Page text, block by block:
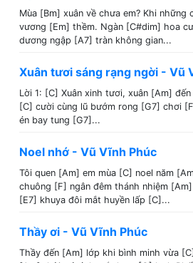
Mùa [Bm] xuân về chưa em? Khi những
vương [Em] thềm. Ngàn [C#dim] hoa
dương ngập [A7] tràn không gian...
Xuân tươi sáng rạng ngời - Vũ
Lời 1: [C] Xuân xinh tươi, xuân [Am]
[C] cười cùng lũ bướm rong [G7] chơi
én bay tung [G7]...
Noel nhớ - Vũ Vĩnh Phúc
Tôi quen [Am] em mùa [C] noel năm
chuông [F] ngân đêm thánh nhiệm
[E7] khuya đôi mắt huyền lấp [C]...
Thầy ơi - Vũ Vĩnh Phúc
Thầy đến [Am] lớp khi bình minh vừa